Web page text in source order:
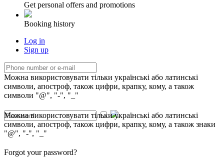
Get personal offers and promotions
Booking history
Log in
Sign up
Можна використовувати тільки українські або латинські
символи, апостроф, також цифри, крапку, кому, а також
символи "@", "-", "_"
Можна використовувати тільки українські або латинські
символи, апостроф, також цифри, крапку, кому, а також знаки
"@", "-", "_"
Forgot your password?